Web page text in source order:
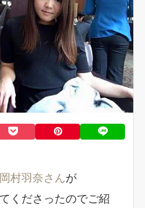
岡村羽奈さんが
くださったのでご紹